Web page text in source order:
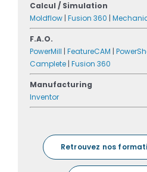
Calcul / Simulation
Moldflow | Fusion 360 |
F.A.O.
PowerMill | FeatureCAM |
Camplete | Fusion 360
Manufacturing
Inventor
Retrouvez nos